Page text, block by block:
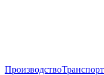
ПроизводствоТранспорт